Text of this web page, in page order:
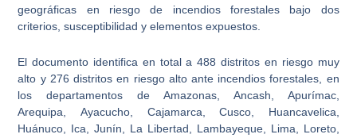
geográficas en riesgo de incendios forestales bajo dos
criterios,susceptibilidad y elementos expuestos
El documento identifica en total a488 distritos en riesgo muy
alto y 276 distritos en riesgo altoante incendios forestales , en
los departamentos de Amazonas, Ancash, Apurímac,
Arequipa, Ayacucho, Cajamarca, Cusco, Huancavelica,
Huánuco, Ica, Junín, La Libertad, Lambayeque, Lima, Loreto,